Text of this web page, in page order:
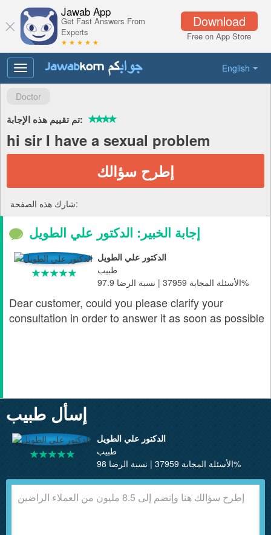
Download
Free on App Store
Jawab App
Get Fast Answers From
Experts
★ ★ ★ ★ ★
English
Toggle
navigation
Doctor
تم تقييم هذه الإجابة:
hi sir I have a sexual problem
إطرح سؤالك
شارك هذه الصفحة:
إجابة الخبير: الدكتور علي الطويل
الدكتور علي الطويل
طبيب
الأسئلة المجابة 37959 | نسبة الرضا 97.9%
Dear customer, could you please clarify your
consultation in order to answer it as soon as possible
إسأل طبيب
الدكتور علي الطويل
طبيب
الأسئلة المجابة 37959 | نسبة الرضا 98%